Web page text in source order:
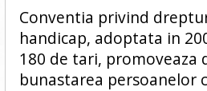
Conventia privind
handicap, adoptata in
180 de tari, promoveaza
bunastarea persoanelor